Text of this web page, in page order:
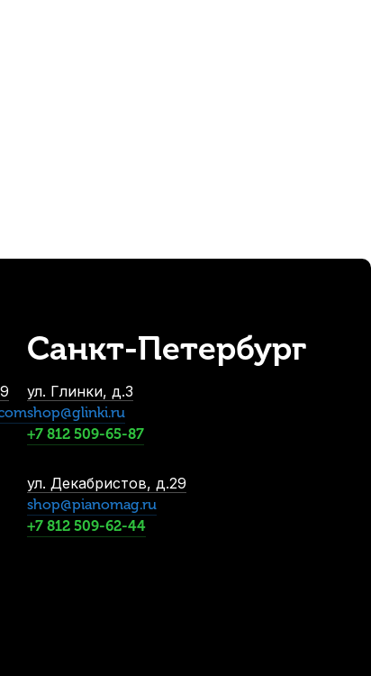
Санкт-Петербург
ул. Глинки, д.3
shop@glinki.ru
+7 812 509-65-87
ул. Декабристов, д.29
shop@pianomag.ru
+7 812 509-62-44